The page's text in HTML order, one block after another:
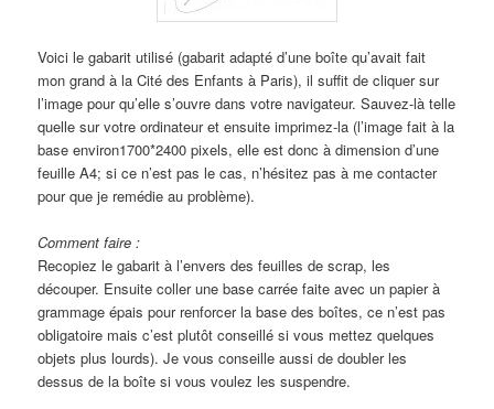
Voici le gabarit utilisé (gabarit adapté d’une boîte qu’avait fait
mon grand à la Cité des Enfants à Paris), il suffit de cliquer sur
l’image pour qu’elle s’ouvre dans votre navigateur. Sauvez-là telle
quelle sur votre ordinateur et ensuite imprimez-la (l’image fait à la
base environ1700*2400 pixels, elle est donc à dimension d’une
feuille A4; si ce n’est pas le cas, n’hésitez pas à me contacter
pour que je remédie au problème).
Comment faire :
Recopiez le gabarit à l’envers des feuilles de scrap, les
découper. Ensuite coller une base carrée faite avec un papier à
grammage épais pour renforcer la base des boîtes, ce n’est pas
obligatoire mais c’est plutôt conseillé si vous mettez quelques
objets plus lourds). Je vous conseille aussi de doubler les
dessus de la boîte si vous voulez les suspendre.